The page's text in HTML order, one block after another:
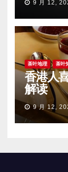
9 月 12,
茶叶地理 茶叶
香港人
解读
9 月 12,